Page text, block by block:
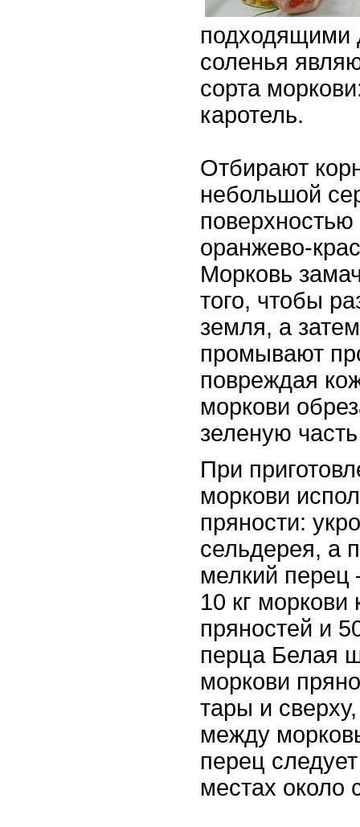
подходящими
соленья
сорта
каротель.
Отбирают
небольшой
оранжево-
Морковь
того, чтобы
земля, а
промывают
повреждая
моркови
зеленую
При
моркови
пряности:
сельдерея, а
мелкий
10 кг
пряностей и
перца Белая
моркови
тары и
между
перец
местах около